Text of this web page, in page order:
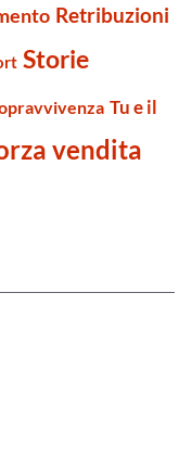
Retribuzioni
Storie
Tu e il
vendita